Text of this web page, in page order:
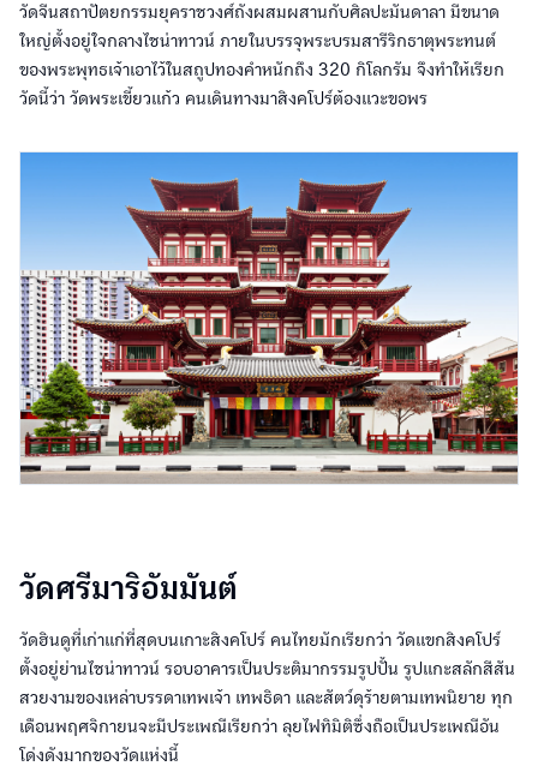
วัดจีนสถาปัตยกรรมยุคราชวงศ์ถังผสมผสานกับศิลปะมันดาลา มีขนาด
ใหญ่ตั้งอยู่ใจกลางไชน่าทาวน์ ภายในบรรจุพระบรมสารีริกธาตุพระทนต์
ของพระพุทธเจ้าเอาไว้ในสถูปทองคำหนักถึง 320 กิโลกรัม จึงทำให้เรียก
วัดนี้ว่า วัดพระเขี้ยวแก้ว คนเดินทางมาสิงคโปร์ต้องแวะขอพร
วัดศรีมาริอัมมันต์
วัดฮินดูที่เก่าแก่ที่สุดบนเกาะสิงคโปร์ คนไทยมักเรียกว่า วัดแขกสิงคโปร์
ตั้งอยู่ย่านไชน่าทาวน์ รอบอาคารเป็นประติมากรรมรูปปั้น รูปแกะสลักสีสัน
สวยงามของเหล่าบรรดาเทพเจ้า เทพธิดา และสัตว์ดุร้ายตามเทพนิยาย ทุก
เดือนพฤศจิกายนจะมีประเพณีเรียกว่า ลุยไฟทิมิติซึ่งถือเป็นประเพณีอัน
โด่งดังมากของวัดแห่งนี้